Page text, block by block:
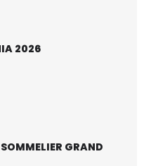
2026
GRAND